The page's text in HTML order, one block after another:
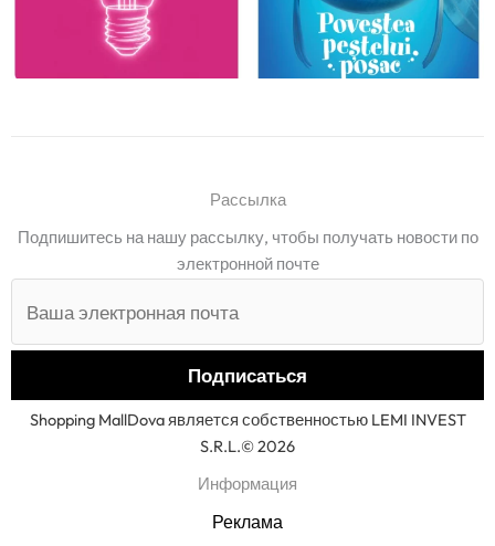
Рассылка
Подпишитесь на нашу рассылку, чтобы получать новости по
электронной почте
Shopping MallDova является собственностью LEMI INVEST
S.R.L.© 2026
Информация
Реклама